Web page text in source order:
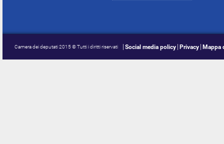
Camera dei deputati 2015 © Tutti i diritti riservati Social media policy Privacy Mappa